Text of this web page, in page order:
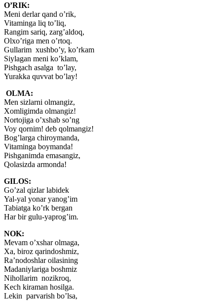
O’RIK:
Meni derlar qand o’rik,
Vitaminga liq to’liq,
Rangim sariq, zarg’aldoq,
Olxo’riga men o’rtoq.
Gullarim xushbo’y, ko’rkam
Siylagan meni ko’klam,
Pishgach asalga to’lay,
Yurakka quvvat bo’lay!
OLMA:
Men sizlarni olmangiz,
Xomligimda olmangiz!
Nortojiga o’xshab so’ng
Voy qornim! deb qolmangiz!
Bog’larga chiroymanda,
Vitaminga boymanda!
Pishganimda emasangiz,
Qolasizda armonda!
GILOS:
Go’zal qizlar labidek
Yal-yal yonar yanog’im
Tabiatga ko’rk bergan
Har bir gulu-yaprog’im.
NOK:
Mevam o’xshar olmaga,
Xa, biroz qarindoshmiz,
Ra’nodoshlar oilasining
Madaniylariga boshmiz
Nihollarim nozikroq,
Kech kiraman hosilga.
Lekin parvarish bo’lsa,